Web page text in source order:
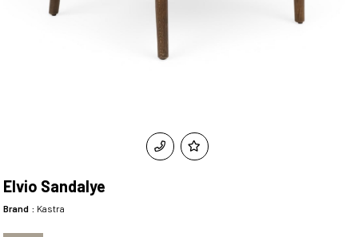
Elvio Sandalye
Brand : Kastra